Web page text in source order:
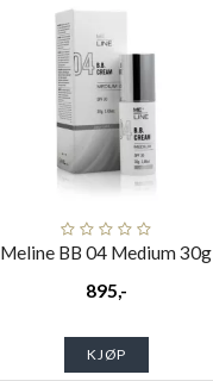
Meline BB 04 Medium 30g
895,-
KJØP